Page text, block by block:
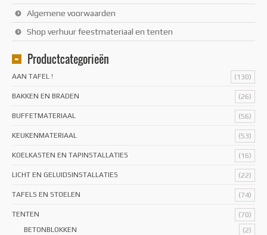
Algemene voorwaarden
Shop verhuur feestmateriaal en tenten
Productcategorieën
AAN TAFEL ! (130)
BAKKEN EN BRADEN (26)
BUFFETMATERIAAL (56)
KEUKENMATERIAAL (53)
KOELKASTEN EN TAPINSTALLATIES (16)
LICHT EN GELUIDSINSTALLATIES (22)
TAFELS EN STOELEN (74)
TENTEN
(70)
BETONBLOKKEN
(2)